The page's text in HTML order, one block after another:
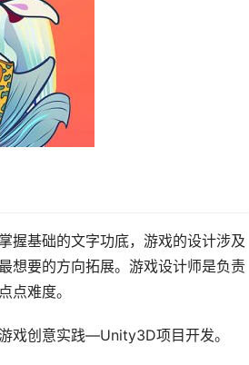
握基础的文字功底，游戏的设计涉及
想要的方向拓展。游戏设计师是负责
点难度。
戏创意实践—Unity3D项目开发。